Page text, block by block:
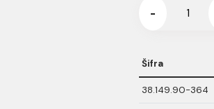
-
Šifra
38.149.90-364